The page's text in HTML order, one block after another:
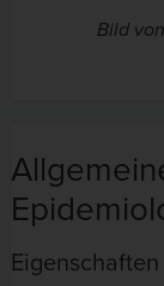
Bild